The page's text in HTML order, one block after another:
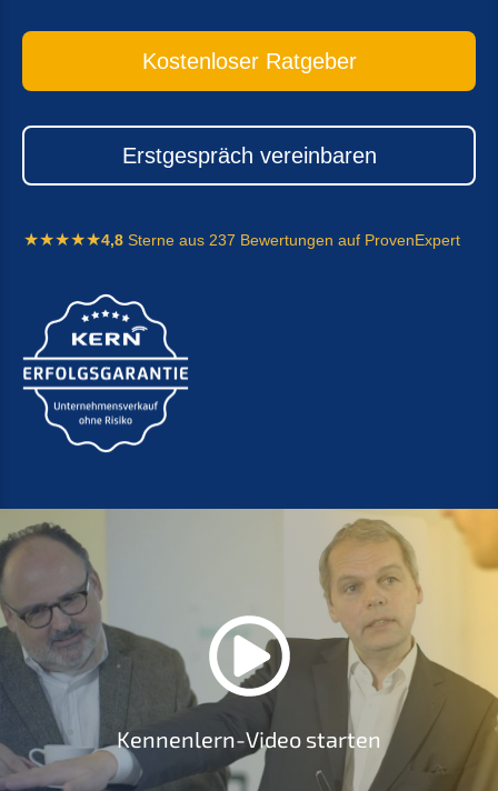
Kostenloser Ratgeber
Erstgespräch vereinbaren
4,8 Sterne aus 237 Bewertungen auf ProvenExpert
Kennenlern-Video starten